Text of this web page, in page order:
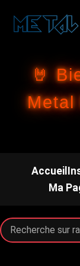
🤘
Metal
Accueil
Ma